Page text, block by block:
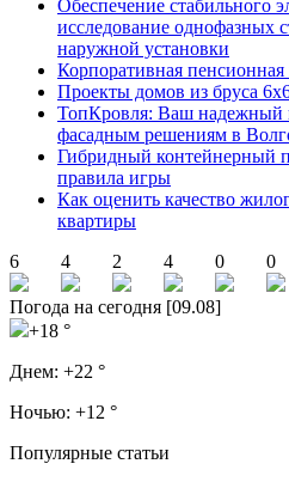
Обеспечение стабильного
исследование однофазных
наружной установки
Корпоративная
Проекты домов из бруса
ТопКровля: Ваш надежный
фасадным решениям в
Гибридный контейнерный
правила игры
Как оценить качество
квартиры
6
4 2 4 0 0
Погода на сегодня [09.08]
+18 °
Днем: +22 °
Ночью: +12 °
Популярные статьи